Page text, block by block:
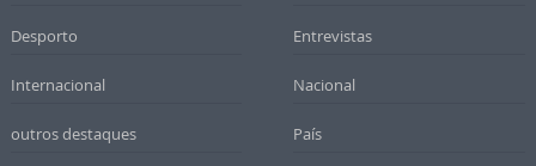
Desporto Entrevistas
Internacional Nacional
outros destaques País